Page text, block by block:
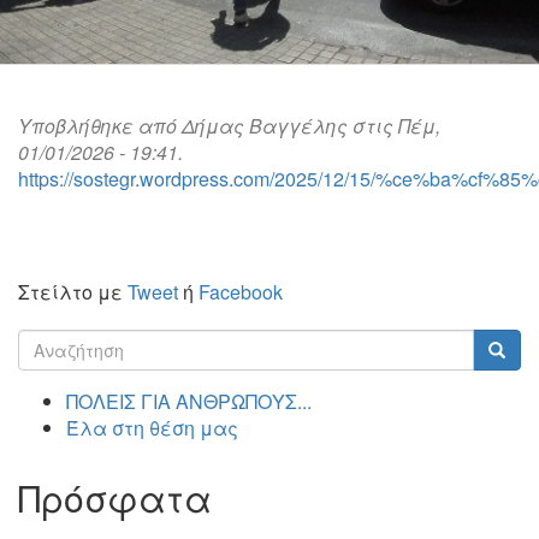
Υποβλήθηκε απόΔήμας Βαγγέλης στις Πέμ,
01/01/2026 - 19:41.
https://sostegr.wordpress.com/2025/12/15/
Στείλτο με Tweet ή Facebook
Φόρμα
αναζήτησης
ΠΟΛΕΙΣ ΓΙΑ ΑΝΘΡΩΠΟΥΣ...
Έλα στη θέση μας
Πρόσφατα